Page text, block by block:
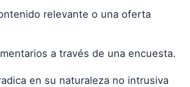
relevante o una oferta
a través de una encuesta.
en su naturaleza no intrusiva